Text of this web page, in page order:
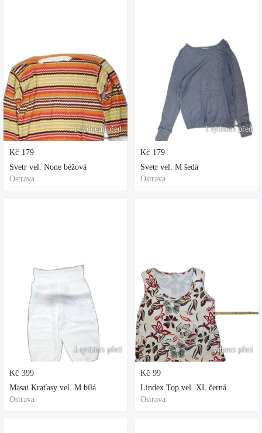
1 týdnem před
Kč 179
Svetr vel. None béžová
Ostrava
1 týdnem před
Kč 399
Masai Kraťasy vel. M bílá
Ostrava
1 týdnem před
Kč 179
Svetr vel. M šedá
Ostrava
1 týdnem před
Kč 99
Lindex Top vel. XL černá
Ostrava